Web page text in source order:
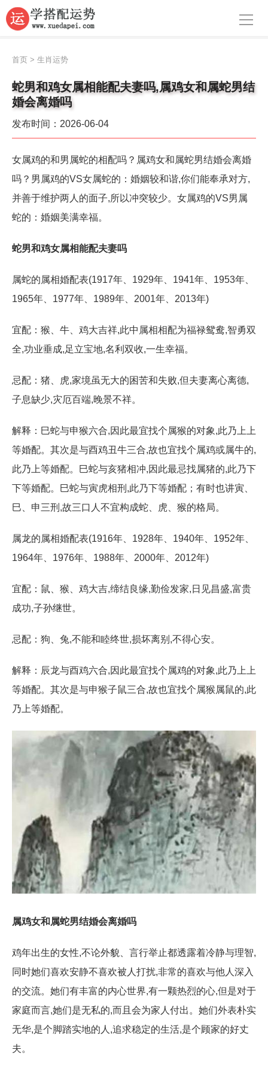
导航
生肖运势
八字算命
面相
风水
首页 > 生肖运势
蛇男和鸡女属相能配夫妻吗,属鸡女和属蛇男结
婚会离婚吗
发布时间：2026-06-04
女属鸡的和男属蛇的相配吗？属鸡女和属蛇男结婚会离婚
吗？男属鸡的VS女属蛇的：婚姻较和谐,你们能奉承对方,
并善于维护两人的面子,所以冲突较少。女属鸡的VS男属
蛇的：婚姻美满幸福。
蛇男和鸡女属相能配夫妻吗
属蛇的属相婚配表(1917年、1929年、1941年、1953年、
1965年、1977年、1989年、2001年、2013年)
宜配：猴、牛、鸡大吉祥,此中属相相配为福禄鸳鸯,智勇双
全,功业垂成,足立宝地,名利双收,一生幸福。
忌配：猪、虎,家境虽无大的困苦和失败,但夫妻离心离德,
子息缺少,灾厄百端,晚景不祥。
解释：巳蛇与申猴六合,因此最宜找个属猴的对象,此乃上上
等婚配。其次是与酉鸡丑牛三合,故也宜找个属鸡或属牛的,
此乃上等婚配。巳蛇与亥猪相冲,因此最忌找属猪的,此乃下
下等婚配。巳蛇与寅虎相刑,此乃下等婚配；有时也讲寅、
巳、申三刑,故三口人不宜构成蛇、虎、猴的格局。
属龙的属相婚配表(1916年、1928年、1940年、1952年、
1964年、1976年、1988年、2000年、2012年)
宜配：鼠、猴、鸡大吉,缔结良缘,勤俭发家,日见昌盛,富贵
成功,子孙继世。
忌配：狗、兔,不能和睦终世,损坏离别,不得心安。
解释：辰龙与酉鸡六合,因此最宜找个属鸡的对象,此乃上上
等婚配。其次是与申猴子鼠三合,故也宜找个属猴属鼠的,此
乃上等婚配。
属鸡女和属蛇男结婚会离婚吗
鸡年出生的女性,不论外貌、言行举止都透露着冷静与理智,
同时她们喜欢安静不喜欢被人打扰,非常的喜欢与他人深入
的交流。她们有丰富的内心世界,有一颗热烈的心,但是对于
家庭而言,她们是无私的,而且会为家人付出。她们外表朴实
无华,是个脚踏实地的人,追求稳定的生活,是个顾家的好丈
夫。